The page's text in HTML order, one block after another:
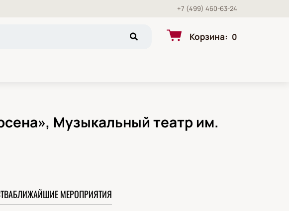
+7 (499) 460-63-24
Корзина: 0
Музыкальный театр им.
БЛИЖАЙШИЕ МЕРОПРИЯТИЯ